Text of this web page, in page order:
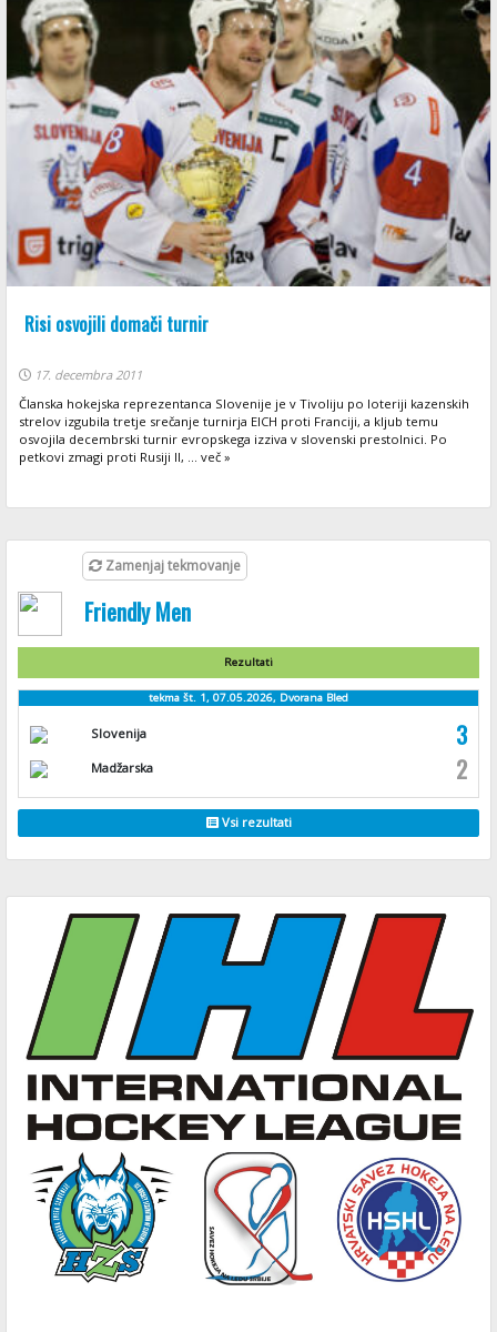
Risi osvojili domači turnir
17. decembra 2011
Članska hokejska reprezentanca Slovenije je v Tivoliju po loteriji kazenskih
strelov izgubila tretje srečanje turnirja EICH proti Franciji, a kljub temu
osvojila decembrski turnir evropskega izziva v slovenski prestolnici. Po
petkovi zmagi proti Rusiji II, ... več »
Zamenjaj tekmovanje
Friendly Men
Rezultati
tekma št. 1, 07.05.2026, Dvorana Bled
Slovenija 3
Madžarska 2
Vsi rezultati